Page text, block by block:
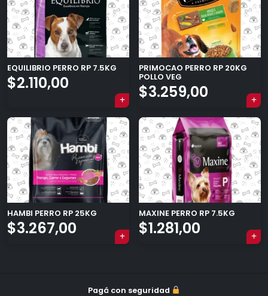
EQUILIBRIO PERRO RP 7.5KG
$2.110,00
PRIMOCAO PERRO RP 20KG
POLLO VEG
$3.259,00
HAMBI PERRO RP 25KG
$3.267,00
MAXINE PERRO RP 7.5KG
$1.281,00
Pagá con seguridad